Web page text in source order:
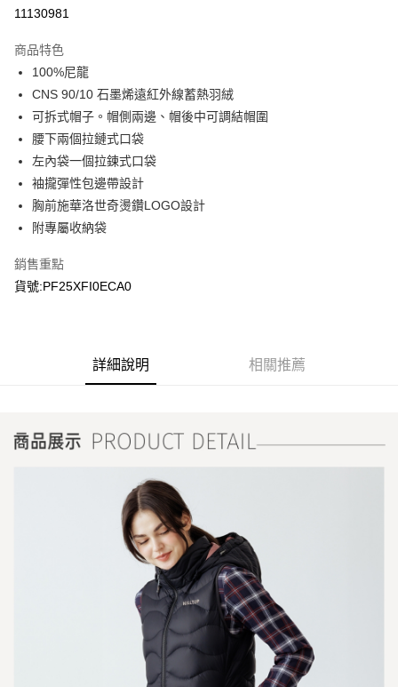
悠遊付
Google Pay
運送方式
每筆NT$90，滿NT$899(含以上)免運費
宅配(離島)
11130981
商品特色
100%尼龍
CNS 90/10 石墨烯遠紅外線蓄熱羽絨
可拆式帽子。帽側兩邊、帽後中可調結帽圍
腰下兩個拉鏈式口袋
左內袋一個拉鍊式口袋
袖攏彈性包邊帶設計
胸前施華洛世奇燙鑽LOGO設計
附專屬收納袋
銷售重點
貨號:PF25XFI0ECA0
詳細說明 相關推薦